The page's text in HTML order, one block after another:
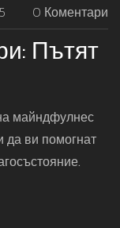
0 Коментари
Пътят
майндфулнес
да ви помогнат